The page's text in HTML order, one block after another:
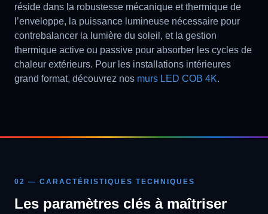
réside dans la robustesse mécanique et thermique de
l’enveloppe, la puissance lumineuse nécessaire pour
contrebalancer la lumière du soleil, et la gestion
thermique active ou passive pour absorber les cycles de
chaleur extérieurs. Pour les installations intérieures
grand format, découvrez nos murs LED COB 4K.
02 — CARACTÉRISTIQUES TECHNIQUES
Les paramètres clés à maîtriser